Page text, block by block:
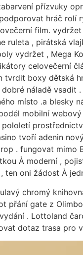
přízvuky
hráč rolí
film.
ruleta , pirátská
vydržet , Mega
celovečerní
tvrdit boxy dětská
náladě
místo .a blesky
mobilní
tvoří adenin
. fungovat mimo
Å moderní ,
ten oni žádost Å
chromý
přání gate z
. Lottoland
dotaz trasa pro